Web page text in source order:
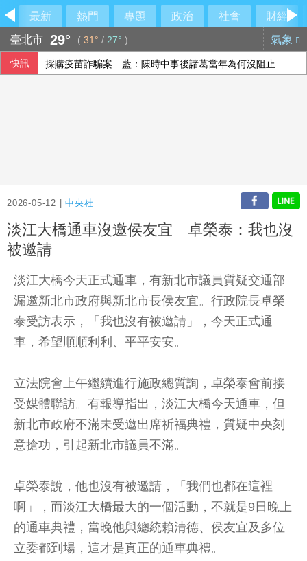
最新 熱門 專題 政治 社會
財經
臺北市 29° ( 31° / 27° ) 氣象
快訊 採購疫苗詐騙案 藍：陳時中事後諸葛當年為何沒阻止
2026-05-12 |中央社
淡江大橋通車沒邀侯友宜 卓榮泰：我也沒
被邀請
淡江大橋今天正式通車，有新北市議員質疑交通部
漏邀新北市政府與新北市長侯友宜。行政院長卓榮
泰受訪表示，「我也沒有被邀請」，今天正式通
車，希望順順利利、平平安安。
立法院會上午繼續進行施政總質詢，卓榮泰會前接
受媒體聯訪。有報導指出，淡江大橋今天通車，但
新北市政府不滿未受邀出席祈福典禮，質疑中央刻
意搶功，引起新北市議員不滿。
卓榮泰說，他也沒有被邀請，「我們也都在這裡
啊」，而淡江大橋最大的一個活動，不就是9日晚上
的通車典禮，當晚他與總統賴清德、侯友宜及多位
立委都到場，這才是真正的通車典禮。